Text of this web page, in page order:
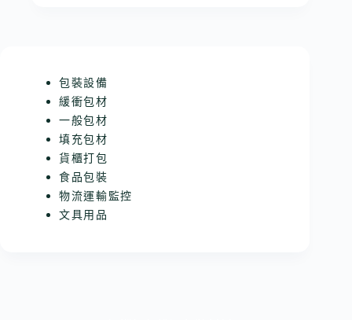
包裝設備
緩衝包材
一般包材
填充包材
貨櫃打包
食品包裝
物流運輸監控
文具用品